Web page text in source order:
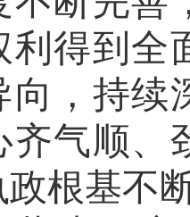
利得到全
向，持续
齐气顺、
根基不